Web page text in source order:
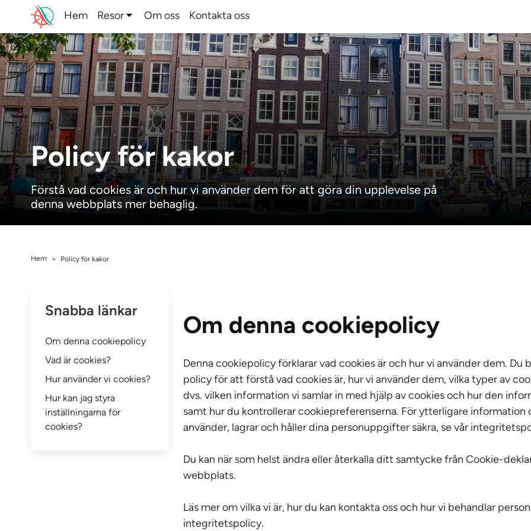
Hem Resor Om oss Kontakta oss
Policy för kakor
Förstå vad cookies är och hur vi använder dem för att göra din upplevelse på
denna webbplats mer behaglig.
Hem > Policy för kakor
Snabba länkar
Om denna cookiepolicy
Vad är cookies?
Hur använder vi cookies?
Hur kan jag styra
inställningarna för
cookies?
Om denna cookiepolicy
Denna cookiepolicy förklarar vad cookies är och hur vi använder dem. Du
policy för att förstå vad cookies är, hur vi använder dem, vilka typer av
dvs. vilken information vi samlar in med hjälp av cookies och hur den
samt hur du kontrollerar cookiepreferenserna. För ytterligare information
använder, lagrar och håller dina personuppgifter säkra, se vår
Du kan när som helst ändra eller återkalla ditt samtycke från Cookie-
webbplats.
Läs mer om vilka vi är, hur du kan kontakta oss och hur vi behandlar
integritetspolicy.